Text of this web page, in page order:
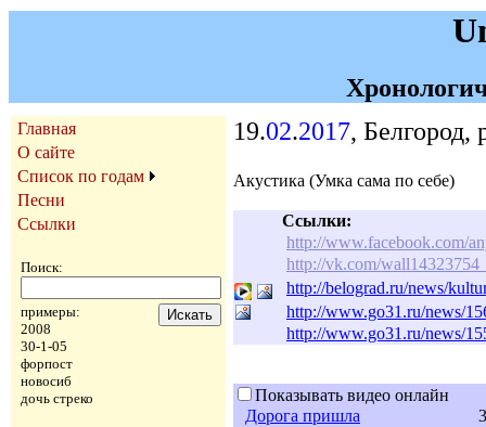
Главная
О сайте
Список по годам
Песни
Ссылки
Поиск:
примеры:
2008
30-1-05
форпост
новосиб
дочь стреко
19.02.2017, Белгород,
Акустика (Умка сама по себе)
Ссылки:
http://www.facebook.com/
http://vk.com/
http://belograd.ru/news/
http://www.go31.ru/news/
http://www.go31.ru/news/
Показывать видео онлайн
Дорога пришла